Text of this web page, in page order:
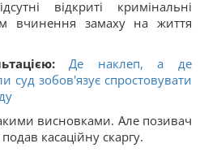
відкриті кримінальні
вчинення замаху на життя
Де наклеп, а де
суд зобов'язує спростовувати
висновками. Але позивач
касаційну скаргу.